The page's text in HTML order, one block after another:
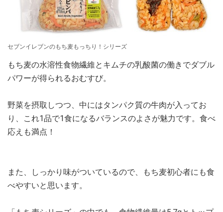
セブンイレブンのもち麦もっちり！シリーズ
もち麦の水溶性食物繊維とキムチの乳酸菌の働きでダブル
パワーが得られるおむすび。
野菜を摂取しつつ、中にはタンパク質の牛肉が入ってお
り、これ1品で1食になるバランスのよさが魅力です。食べ
応えも満点！
また、しっかり味がついているので、もち麦初心者にも食
べやすいと思います。